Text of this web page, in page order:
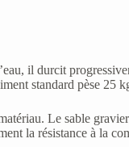
il durcit
standard pèse 25
Le sable
la résistance à la